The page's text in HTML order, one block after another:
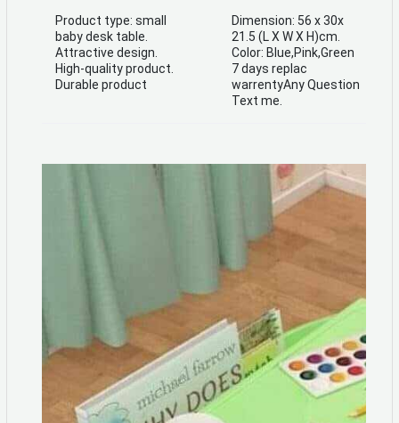
Table, Kid's Reading Table, Early Education Table
Baby Study Table Plastic Toy Desk Multi-Functional
Product type: small
baby desk table.
Attractive design.
High-quality product.
Durable product
Dimension: 56 x 30x
21.5 (L X W X H)cm.
Color: Blue,Pink,Green
7 days replac
warrentyAny Question
Text me.